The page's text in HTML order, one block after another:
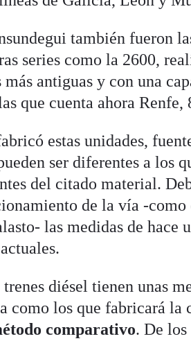
también fueron
series como la 2600,
más antiguas y con una
que cuenta ahora Renfe,
estas unidades,
ser diferentes a los
del citado material.
de la vía -como
las medidas de hace
diésel tienen unas
como los que fabricará la
comparativo. De los